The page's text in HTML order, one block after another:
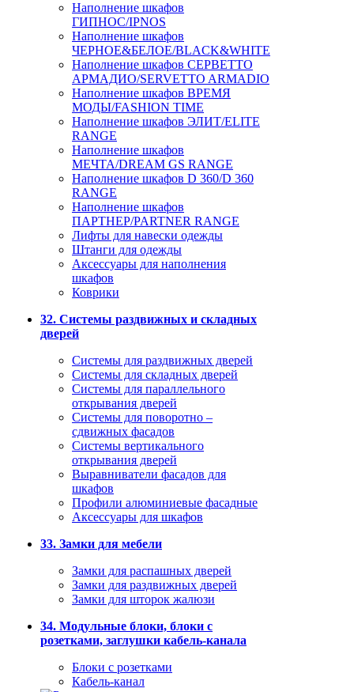
Наполнение шкафов
ГИПНОС/IPNOS
Наполнение шкафов
ЧЕРНОЕ&БЕЛОЕ/BLACK&WHITE
Наполнение шкафов СЕРВЕТТО
АРМАДИО/SERVETTO ARMADIO
Наполнение шкафов ВРЕМЯ
МОДЫ/FASHION TIME
Наполнение шкафов ЭЛИТ/ELITE
RANGE
Наполнение шкафов
МЕЧТА/DREAM GS RANGE
Наполнение шкафов D 360/D 360
RANGE
Наполнение шкафов
ПАРТНЕР/PARTNER RANGE
Лифты для навески одежды
Штанги для одежды
Аксессуары для наполнения
шкафов
Коврики
32. Системы раздвижных и складных
дверей
Системы для раздвижных дверей
Системы для складных дверей
Системы для параллельного
открывания дверей
Системы для поворотно –
сдвижных фасадов
Системы вертикального
открывания дверей
Выравниватели фасадов для
шкафов
Профили алюминиевые фасадные
Аксессуары для шкафов
33. Замки для мебели
Замки для распашных дверей
Замки для раздвижных дверей
Замки для шторок жалюзи
34. Модульные блоки, блоки с
розетками, заглушки кабель-канала
Блоки с розетками
Кабель-канал